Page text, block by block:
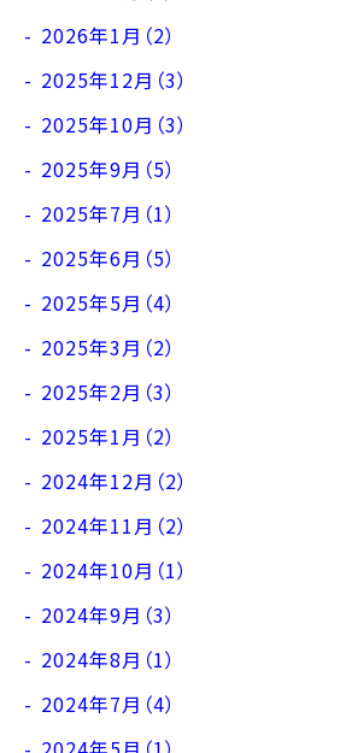
2026年1月（2）
2025年12月（3）
2025年10月（3）
2025年9月（5）
2025年7月（1）
2025年6月（5）
2025年5月（4）
2025年3月（2）
2025年2月（3）
2025年1月（2）
2024年12月（2）
2024年11月（2）
2024年10月（1）
2024年9月（3）
2024年8月（1）
2024年7月（4）